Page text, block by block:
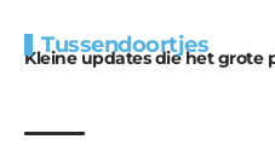
Tussendoortjes
Kleine updates die het grote
voor kabouters